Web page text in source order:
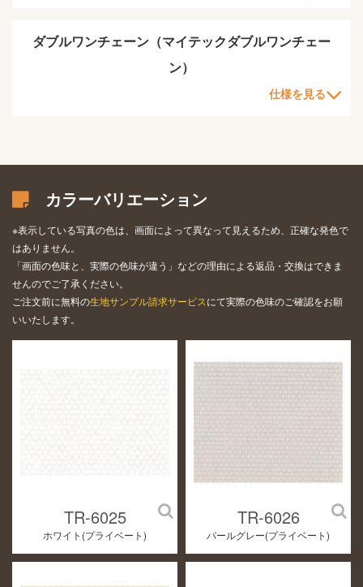
ダブルワンチェーン（マイテックダブルワンチェー
ン）
仕様を見る
カラーバリエーション
※表示している写真の色は、画面によって異なって見えるため、正確な発色で
はありません。
「画面の色味と、実際の色味が違う」などの理由による返品・交換はできま
せんのでご了承ください。
ご注文前に無料の生地サンプル請求サービスにて実際の色味のご確認をお願
いいたします。
TR-6025
ホワイト(プライベート)
TR-6026
パールグレー(プライベート)